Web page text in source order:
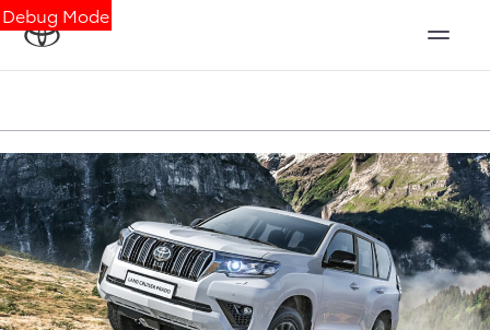
Debug Mode